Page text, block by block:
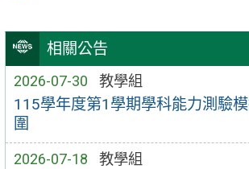
相關公告
2026-07-30 教學組
115學年度第1學期學科能力測驗
圍
2026-07-18 教學組